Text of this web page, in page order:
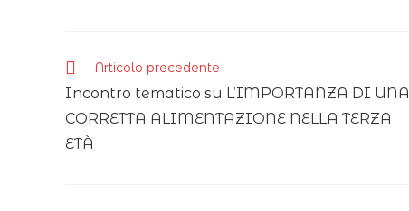
Articolo precedente
Incontro tematico su L’IMPORTANZA DI UNA
CORRETTA ALIMENTAZIONE NELLA TERZA
ETÀ